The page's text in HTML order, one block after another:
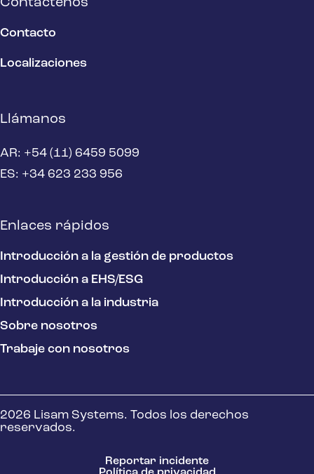
Contacto
Localizaciones
Llámanos
AR: +54 (11) 6459 5099
ES: +34 623 233 956
Enlaces rápidos
Introducción a la gestión de productos
Introducción a EHS/ESG
Introducción a la industria
Sobre nosotros
Trabaje con nosotros
2026 Lisam Systems. Todos los derechos
reservados.
Reportar incidente